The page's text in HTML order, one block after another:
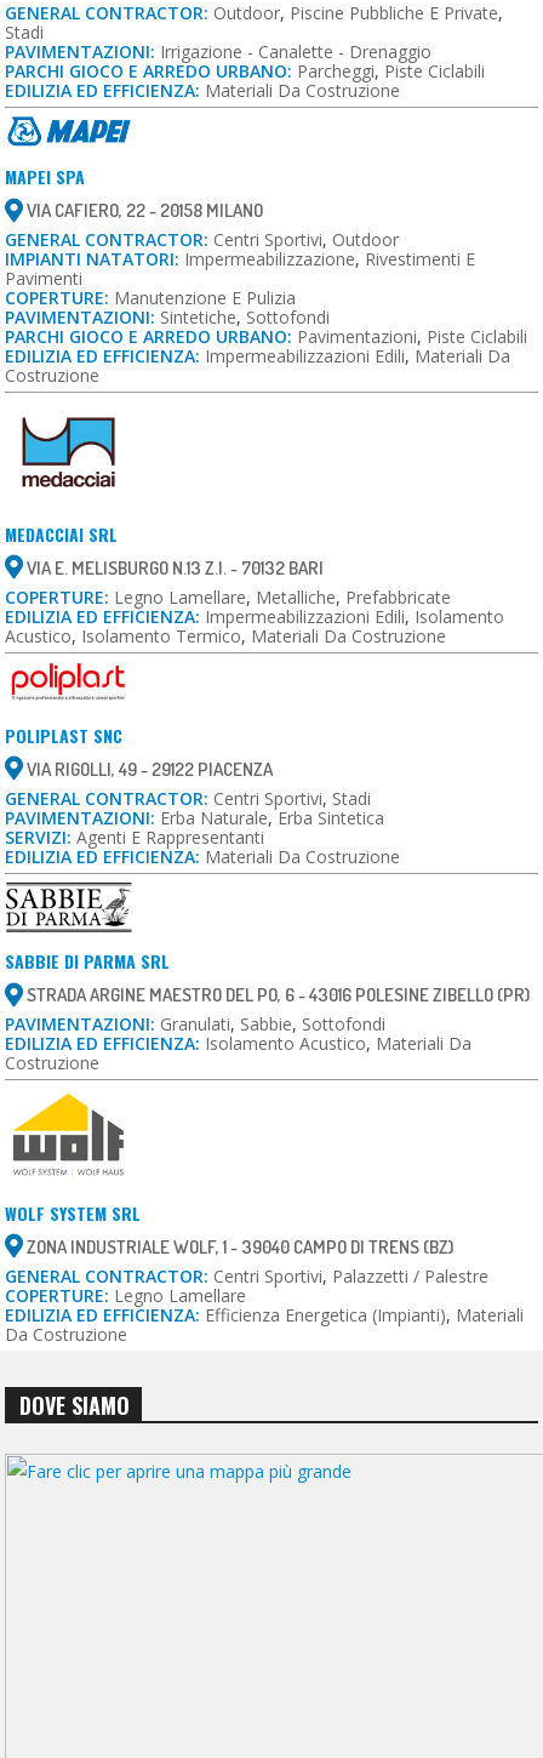
GENERAL CONTRACTOR: Outdoor, Piscine Pubbliche E Private,
Stadi
PAVIMENTAZIONI: Irrigazione - Canalette - Drenaggio
PARCHI GIOCO E ARREDO URBANO: Parcheggi, Piste Ciclabili
EDILIZIA ED EFFICIENZA: Materiali Da Costruzione
MAPEI SPA
VIA CAFIERO, 22 - 20158 MILANO
GENERAL CONTRACTOR: Centri Sportivi, Outdoor
IMPIANTI NATATORI: Impermeabilizzazione, Rivestimenti E
Pavimenti
COPERTURE: Manutenzione E Pulizia
PAVIMENTAZIONI: Sintetiche, Sottofondi
PARCHI GIOCO E ARREDO URBANO: Pavimentazioni, Piste Ciclabili
EDILIZIA ED EFFICIENZA: Impermeabilizzazioni Edili, Materiali Da
Costruzione
MEDACCIAI SRL
VIA E. MELISBURGO N.13 Z.I. - 70132 BARI
COPERTURE: Legno Lamellare, Metalliche, Prefabbricate
EDILIZIA ED EFFICIENZA: Impermeabilizzazioni Edili, Isolamento
Acustico, Isolamento Termico, Materiali Da Costruzione
POLIPLAST SNC
VIA RIGOLLI, 49 - 29122 PIACENZA
GENERAL CONTRACTOR: Centri Sportivi, Stadi
PAVIMENTAZIONI: Erba Naturale,Erba Sintetica
SERVIZI: Agenti E Rappresentanti
EDILIZIA ED EFFICIENZA: Materiali Da Costruzione
SABBIE DI PARMA SRL
STRADA ARGINE MAESTRO DEL PO, 6 - 43016 POLESINE ZIBELLO (PR)
PAVIMENTAZIONI: Granulati, Sabbie, Sottofondi
EDILIZIA ED EFFICIENZA: Isolamento Acustico, Materiali Da
Costruzione
WOLF SYSTEM SRL
ZONA INDUSTRIALE WOLF, 1 - 39040 CAMPO DI TRENS (BZ)
GENERAL CONTRACTOR: Centri Sportivi, Palazzetti / Palestre
COPERTURE: Legno Lamellare
EDILIZIA ED EFFICIENZA: Efficienza Energetica (impianti), Materiali
Da Costruzione
DOVE SIAMO